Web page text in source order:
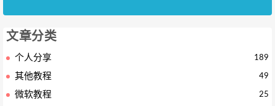
文章分类
个人分享 189
其他教程 49
微软教程 25